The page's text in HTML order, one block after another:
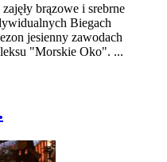
brązowe i srebrne
Biegach
jesienny zawodach
"Morskie Oko". ...